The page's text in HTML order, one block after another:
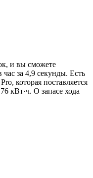
и вы сможете
час за 4,9 секунды. Есть
которая поставляется
кВт·ч. О запасе хода